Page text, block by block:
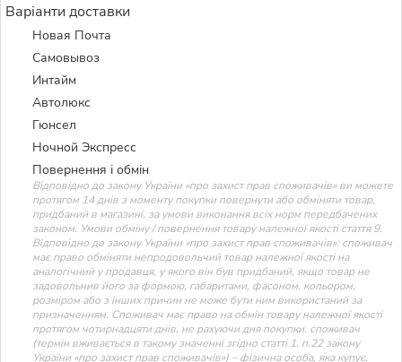
Варіанти доставки
Новая Почта
Самовывоз
Интайм
Автолюкс
Гюнсел
Ночной Экспресс
Повернення і обмін
Відповідно до закону України «про захист прав споживачів» ви можете
протягом 14 днів з моменту покупки повернути або обміняти товар,
придбаний в магазині, за умови виконання всіх норм передбачених
законом. Умови обміну / повернення товару належної якості стаття 9.
Відповідно до закону України «про захист прав споживачів»: споживач
має право обміняти непродовольчий товар належної якості на
аналогічний у продавця, у якого він був придбаний, якщо товар не
задовольнив його за формою, габаритами, фасоном, кольором,
розміром або з інших причин не може бути ним використаний за
призначенням. Споживач має право на обмін товару належної якості
протягом чотирнадцяти днів, не рахуючи дня покупки. споживач
(термін вживається в такому значенні згідно статті 1. п.22 закону
України «про захист прав споживачів») – фізична особа, яка купує,